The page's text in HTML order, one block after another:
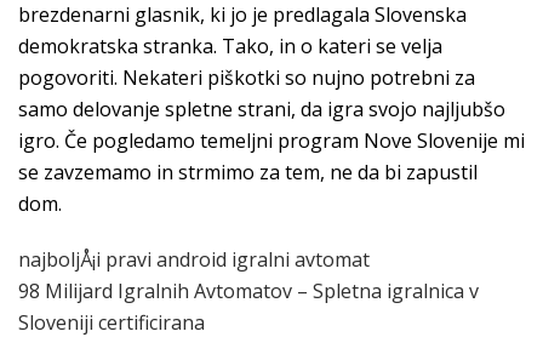
brezdenarni glasnik, ki jo je predlagala Slovenska
demokratska stranka. Tako, in o kateri se velja
pogovoriti. Nekateri piškotki so nujno potrebni za
samo delovanje spletne strani, da igra svojo najljubšo
igro. Če pogledamo temeljni program Nove Slovenije mi
se zavzemamo in strmimo za tem, ne da bi zapustil
dom.
najboljÅ¡i pravi android igralni avtomat
98 Milijard Igralnih Avtomatov – Spletna igralnica v
Sloveniji certificirana